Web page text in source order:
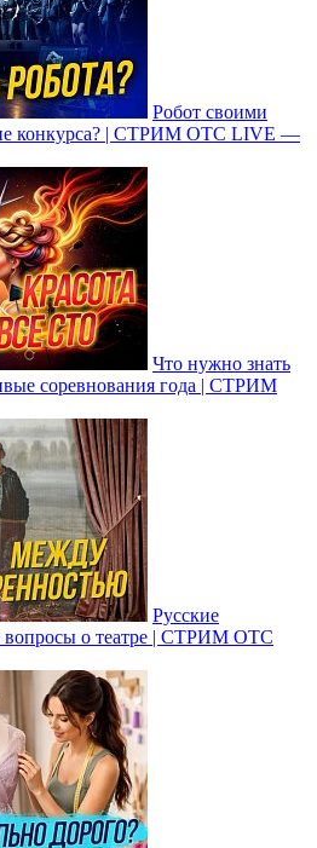
Робот своими
конкурса? | СТРИМ ОТС LIVE —
Что нужно знать
соревнования года | СТРИМ
Русские
вопросы о театре | СТРИМ ОТС